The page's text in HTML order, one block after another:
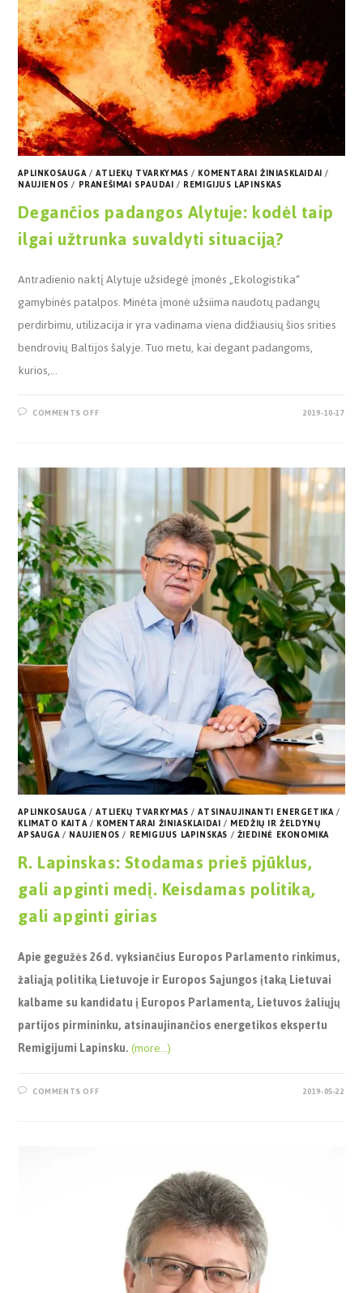
APLINKOSAUGA/ATLIEKŲ TVARKYMAS/ KOMENTARAI ŽINIASKLAIDAI/
NAUJIENOS/ PRANEŠIMAI SPAUDAI/ REMIGIJUS LAPINSKAS
Degančios padangos Alytuje: kodėl taip
ilgai užtrunka suvaldyti situaciją?
Antradienio naktį Alytuje užsidegė įmonės „Ekologistika“
gamybinės patalpos. Minėta įmonė užsiima naudotų padangų
perdirbimu, utilizacija ir yra vadinama viena didžiausių šios srities
bendrovių Baltijos šalyje. Tuo metu, kai degant padangoms,
kurios,…
COMMENTS OFF 2019-10-17
APLINKOSAUGA/ATLIEKŲ TVARKYMAS/ATSINAUJINANTI ENERGETIKA/
KLIMATO KAITA/ KOMENTARAI ŽINIASKLAIDAI/ MEDŽIŲ IR ŽELDYNŲ
APSAUGA/ NAUJIENOS/ REMIGIJUS LAPINSKAS/ŽIEDINĖ EKONOMIKA
R. Lapinskas: Stodamas prieš pjūklus,
gali apginti medį. Keisdamas politiką,
gali apginti girias
Apie gegužės 26 d. vyksiančius Europos Parlamento rinkimus,
žaliąją politiką Lietuvoje ir Europos Sąjungos įtaką Lietuvai
kalbame su kandidatu į Europos Parlamentą, Lietuvos žaliųjų
partijos pirmininku, atsinaujinančios energetikos ekspertu
Remigijumi Lapinsku.(more…)
COMMENTS OFF 2019-05-22